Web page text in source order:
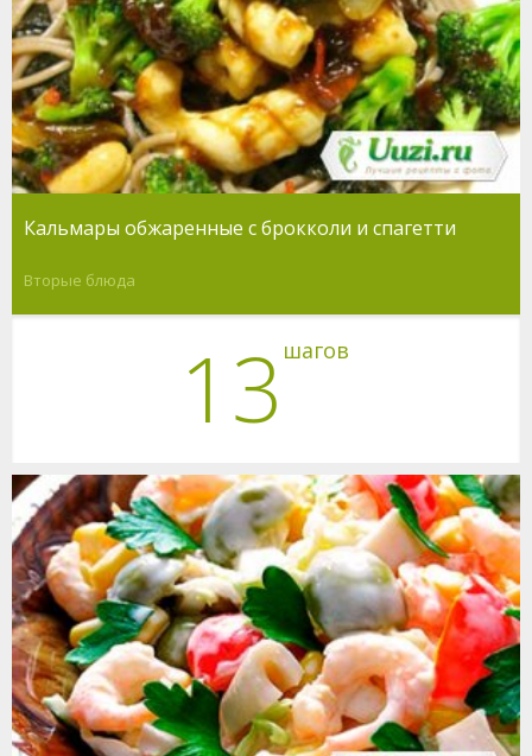
Кальмары обжаренные с брокколи и спагетти
Вторые блюда
13 шагов